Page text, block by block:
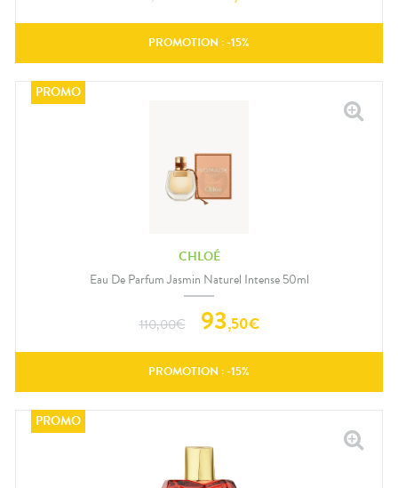
PROMOTION : -15%
CHLOÉ
Eau De Parfum Jasmin Naturel Intense 50ml
110,00€ 93,50€
PROMOTION : -15%